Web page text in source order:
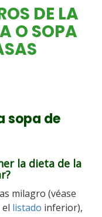
DE LA
O SOPA
sopa de
la dieta de la
milagro (véase
listado inferior),